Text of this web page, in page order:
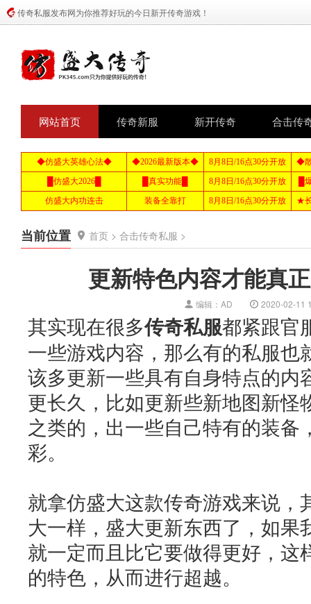
传奇私服发布网为你推荐好玩的今日新开传奇游戏！
网站首页 传奇新服 新开传奇 合击传
当前位置 首页 > 合击传奇私服 >
更新特色内容才能真
编辑：AD 2020-02-11
其实现在很多传奇私服都紧跟官
一些游戏内容，那么有的私服也
该多更新一些具有自身特点的内
更长久，比如更新些新地图新怪
之类的，出一些自己特有的装备
彩。
就拿仿盛大这款传奇游戏来说，
大一样，盛大更新东西了，如果
就一定而且比它要做得更好，这
的特色，从而进行超越。